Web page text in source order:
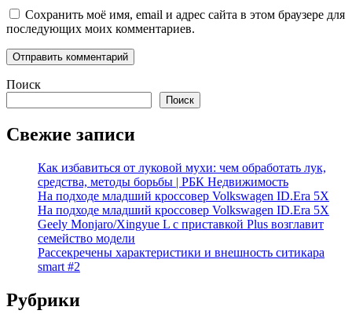
Сохранить моё имя, email и адрес сайта в этом браузере для
последующих моих комментариев.
Поиск
Поиск
Свежие записи
Как избавиться от луковой мухи: чем обработать лук,
средства, методы борьбы | РБК Недвижимость
На подходе младший кроссовер Volkswagen ID.Era 5X
На подходе младший кроссовер Volkswagen ID.Era 5X
Geely Monjaro/Xingyue L с приставкой Plus возглавит
семейство модели
Рассекречены характеристики и внешность ситикара
smart #2
Рубрики